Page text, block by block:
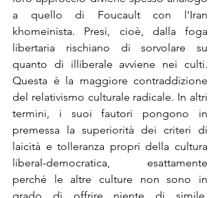
a quello di Foucault con l’Iran
khomeinista. Presi, cioè, dalla foga
libertaria rischiano di sorvolare su
quanto di illiberale avviene nei culti.
Questa è la maggiore contraddizione
del relativismo culturale radicale. In altri
termini, i suoi fautori pongono in
premessa la superiorità dei criteri di
laicità e tolleranza propri della cultura
liberal-democratica, esattamente
perché le altre culture non sono in